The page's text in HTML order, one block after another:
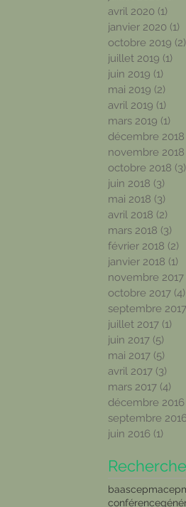
avril 2020 (1)
janvier 2020 (1)
octobre 2019 (2)
juillet 2019 (1)
juin 2019 (1)
mai 2019 (2)
avril 2019 (1)
mars 2019 (1)
décembre 2018
novembre 2018
octobre 2018 (3)
juin 2018 (3)
mai 2018 (3)
avril 2018 (2)
mars 2018 (3)
février 2018 (2)
janvier 2018 (1)
novembre 2017
octobre 2017 (4)
septembre 2017
juillet 2017 (1)
juin 2017 (5)
mai 2017 (5)
avril 2017 (3)
mars 2017 (4)
décembre 2016
septembre
juin 2016 (1)
baascepma
conférence